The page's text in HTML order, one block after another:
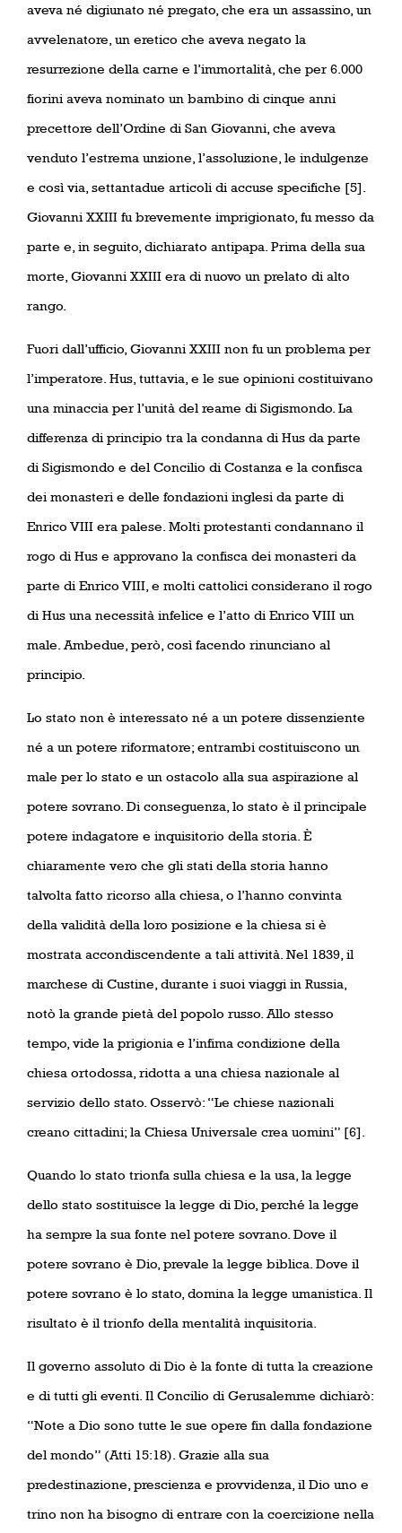
aveva né digiunato né pregato, che era un assassino, un
avvelenatore, un eretico che aveva negato la
resurrezione della carne e l’immortalità, che per 6.000
fiorini aveva nominato un bambino di cinque anni
precettore dell’Ordine di San Giovanni, che aveva
venduto l’estrema unzione, l’assoluzione, le indulgenze
e così via, settantadue articoli di accuse specifiche [5].
Giovanni XXIII fu brevemente imprigionato, fu messo da
parte e, in seguito, dichiarato antipapa. Prima della sua
morte, Giovanni XXIII era di nuovo un prelato di alto
rango.
Fuori dall’ufficio, Giovanni XXIII non fu un problema per
l’imperatore. Hus, tuttavia, e le sue opinioni costituivano
una minaccia per l’unità del reame di Sigismondo. La
differenza di principio tra la condanna di Hus da parte
di Sigismondo e del Concilio di Costanza e la confisca
dei monasteri e delle fondazioni inglesi da parte di
Enrico VIII era palese. Molti protestanti condannano il
rogo di Hus e approvano la confisca dei monasteri da
parte di Enrico VIII, e molti cattolici considerano il rogo
di Hus una necessità infelice e l’atto di Enrico VIII un
male. Ambedue, però, così facendo rinunciano al
principio.
Lo stato non è interessato né a un potere dissenziente
né a un potere riformatore; entrambi costituiscono un
male per lo stato e un ostacolo alla sua aspirazione al
potere sovrano. Di conseguenza, lo stato è il principale
potere indagatore e inquisitorio della storia. È
chiaramente vero che gli stati della storia hanno
talvolta fatto ricorso alla chiesa, o l’hanno convinta
della validità della loro posizione e la chiesa si è
mostrata accondiscendente a tali attività. Nel 1839, il
marchese di Custine, durante i suoi viaggi in Russia,
notò la grande pietà del popolo russo. Allo stesso
tempo, vide la prigionia e l’infima condizione della
chiesa ortodossa, ridotta a una chiesa nazionale al
servizio dello stato. Osservò: “Le chiese nazionali
creano cittadini; la Chiesa Universale crea uomini” [6].
Quando lo stato trionfa sulla chiesa e la usa, la legge
dello stato sostituisce la legge di Dio, perché la legge
ha sempre la sua fonte nel potere sovrano. Dove il
potere sovrano è Dio, prevale la legge biblica. Dove il
potere sovrano è lo stato, domina la legge umanistica. Il
risultato è il trionfo della mentalità inquisitoria.
Il governo assoluto di Dio è la fonte di tutta la creazione
e di tutti gli eventi. Il Concilio di Gerusalemme dichiarò:
“Note a Dio sono tutte le sue opere fin dalla fondazione
del mondo” (Atti 15:18). Grazie alla sua
predestinazione, prescienza e provvidenza, il Dio uno e
trino non ha bisogno di entrare con la coercizione nella